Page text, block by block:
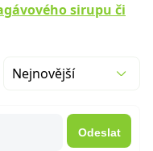
sirupu či
Nejnovější
Odeslat